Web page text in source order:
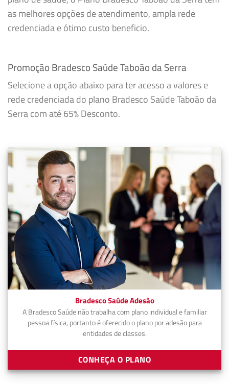
as melhores opções de atendimento, ampla rede
credenciada e ótimo custo beneficio.
Promoção Bradesco Saúde Taboão da Serra
Selecione a opção abaixo para ter acesso a valores e
rede credenciada do plano Bradesco Saúde Taboão da
Serra com até 65% Desconto.
Bradesco Saúde Adesão
A Bradesco Saúde não trabalha com plano individual e familiar
pessoa física, portanto é oferecido o plano por adesão para
entidades de classes.
CONHEÇA O PLANO